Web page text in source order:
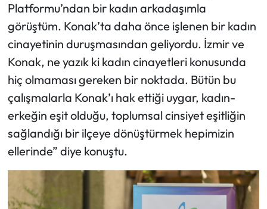
Platformu’ndan bir kadın arkadaşımla
görüştüm. Konak’ta daha önce işlenen bir kadın
cinayetinin duruşmasından geliyordu. İzmir ve
Konak, ne yazık ki kadın cinayetleri konusunda
hiç olmaması gereken bir noktada. Bütün bu
çalışmalarla Konak’ı hak ettiği uygar, kadın-
erkeğin eşit olduğu, toplumsal cinsiyet eşitliğin
sağlandığı bir ilçeye dönüştürmek hepimizin
ellerinde” diye konuştu.